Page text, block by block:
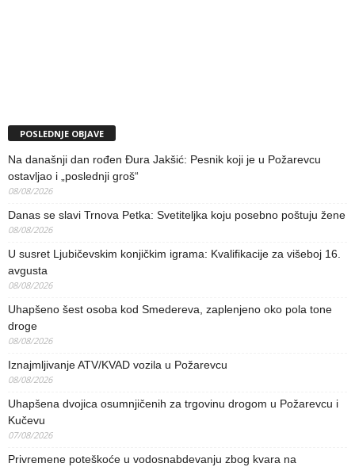
POSLEDNJE OBJAVE
Na današnji dan rođen Đura Jakšić: Pesnik koji je u Požarevcu
ostavljao i „poslednji groš“
08/08/2026
Danas se slavi Trnova Petka: Svetiteljka koju posebno poštuju žene
08/08/2026
U susret Ljubičevskim konjičkim igrama: Kvalifikacije za višeboj 16.
avgusta
08/08/2026
Uhapšeno šest osoba kod Smedereva, zaplenjeno oko pola tone
droge
08/08/2026
Iznajmljivanje ATV/KVAD vozila u Požarevcu
08/08/2026
Uhapšena dvojica osumnjičenih za trgovinu drogom u Požarevcu i
Kučevu
07/08/2026
Privremene poteškoće u vodosnabdevanju zbog kvara na